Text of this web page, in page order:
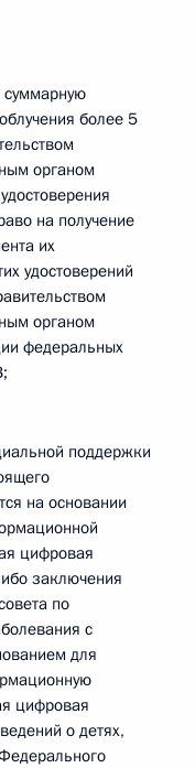
более 5
органом
на получение
их
удостоверений
органом
федеральных
поддержки
на основании
цифровая
заключения
по
с
для
цифровая
о детях,